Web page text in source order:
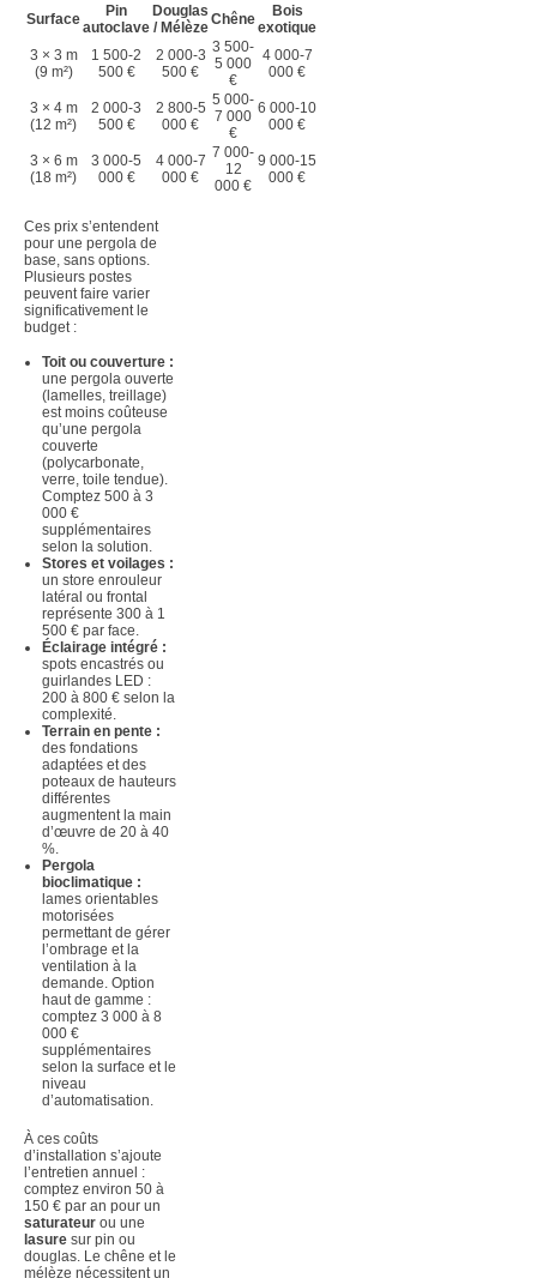
Surface
Pin
autoclave
Douglas
/ MélèzeChêne
Bois
exotique
3 × 3 m
(9 m²)
1 500-2
500 €
2 000-3
500 €
3 500-
5 000
€
4 000-7
000 €
3 × 4 m
(12 m²)
2 000-3
500 €
2 800-5
000 €
5 000-
7 000
€
6 000-10
000 €
3 × 6 m
(18 m²)
3 000-5
000 €
4 000-7
000 €
7 000-
12
000 €
9 000-15
000 €
Ces prix s’entendent
pour une pergola de
base, sans options.
Plusieurs postes
peuvent faire varier
significativement le
budget :
Toit ou couverture :
une pergola ouverte
(lamelles, treillage)
est moins coûteuse
qu’une pergola
couverte
(polycarbonate,
verre, toile tendue).
Comptez 500 à 3
000 €
supplémentaires
selon la solution.
Stores et voilages :
un store enrouleur
latéral ou frontal
représente 300 à 1
500 € par face.
Éclairage intégré :
spots encastrés ou
guirlandes LED :
200 à 800 € selon la
complexité.
Terrain en pente :
des fondations
adaptées et des
poteaux de hauteurs
différentes
augmentent la main
d’œuvre de 20 à 40
%.
Pergola
bioclimatique :
lames orientables
motorisées
permettant de gérer
l’ombrage et la
ventilation à la
demande. Option
haut de gamme :
comptez 3 000 à 8
000 €
supplémentaires
selon la surface et le
niveau
d’automatisation.
À ces coûts
d’installation s’ajoute
l’entretien annuel :
comptez environ 50 à
150 € par an pour un
saturateur ou une
lasure sur pin ou
douglas. Le chêne et le
mélèze nécessitent un